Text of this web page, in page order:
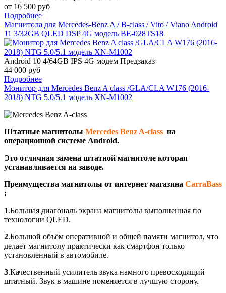
от 16 500 руб
Подробнее
Магнитола для Mercedes-Benz A / B-class / Vito / Viano Android
11 3/32GB QLED DSP 4G модель BE-028TS18
Android 10 4/64GB IPS 4G модем Предзаказ
44 000 руб
Подробнее
Монитор для Mercedes Benz A class /GLA/CLA W176 (2016-
2018) NTG 5.0/5.1 модель XN-M1002
Штатные магнитолы Mercedes Benz A-class на
операционной системе Android.
Это отличная замена штатной магнитоле которая
устанавливается на заводе.
Преимущества магнитолы от интернет магазина CarraBass
:
1.Большая диагональ экрана магнитолы выполненная по
технологии QLED.
2.Большой объём оперативной и общей памяти магнитол, что
делает магнитолу практически как смартфон только
установленный в автомобиле.
3.Качественный усилитель звука намного превосходящий
штатный. Звук в машине поменяется в лучшую сторону.